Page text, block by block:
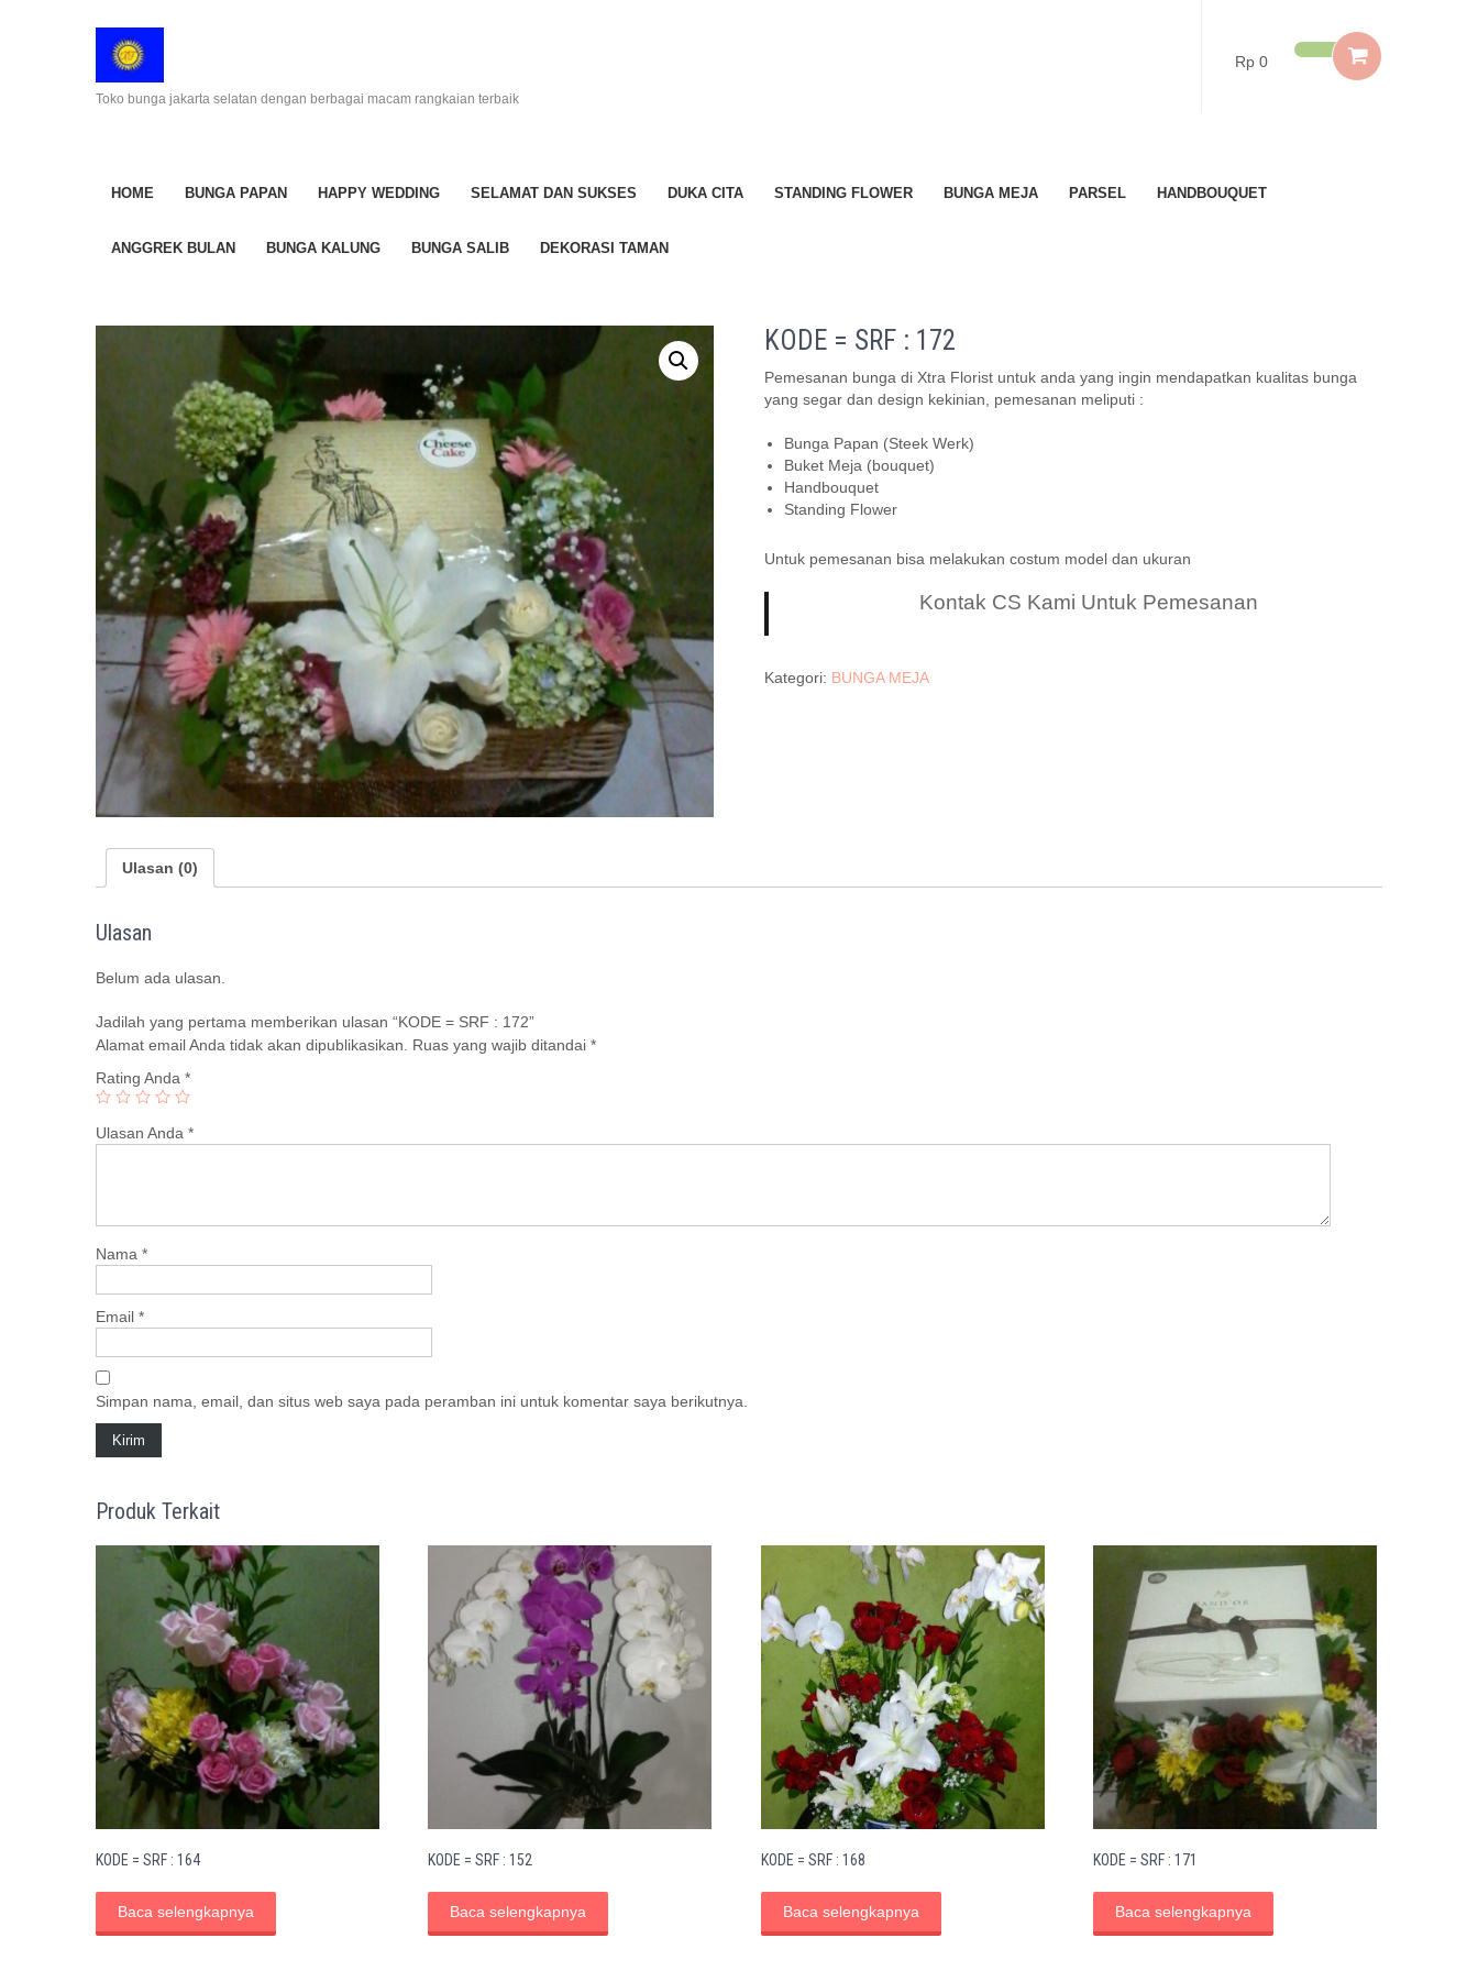
Toko bunga jakarta selatan dengan berbagai macam rangkaian terbaik
Rp 0
HOME BUNGA PAPAN HAPPY WEDDING SELAMAT DAN SUKSES DUKA CITA STANDING FLOWER BUNGA MEJA PARSEL HANDBOUQUET
ANGGREK BULAN BUNGA KALUNG BUNGA SALIB DEKORASI TAMAN
KODE = SRF : 172
Pemesanan bunga di Xtra Florist untuk anda yang ingin mendapatkan kualitas bunga
yang segar dan design kekinian, pemesanan meliputi :
Bunga Papan (Steek Werk)
Buket Meja (bouquet)
Handbouquet
Standing Flower
Untuk pemesanan bisa melakukan costum model dan ukuran
Kontak CS Kami Untuk Pemesanan
Kategori: BUNGA MEJA
Ulasan (0)
Ulasan
Belum ada ulasan.
Jadilah yang pertama memberikan ulasan “KODE = SRF : 172”
Alamat email Anda tidak akan dipublikasikan.
Ruas yang wajib ditandai *
Rating Anda *
Ulasan Anda *
Nama *
Email *
Simpan nama, email, dan situs web saya pada peramban ini untuk komentar saya berikutnya.
Produk Terkait
KODE = SRF : 164
Baca selengkapnya
KODE = SRF : 152
Baca selengkapnya
KODE = SRF : 168
Baca selengkapnya
KODE = SRF : 171
Baca selengkapnya